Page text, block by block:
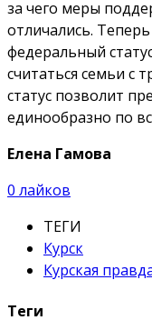
за чего меры
отличались.
федеральный
считаться семьи с
статус позволит
единообразно по
Елена Гамова
0 лайков
ТЕГИ
Курск
Курская
Теги